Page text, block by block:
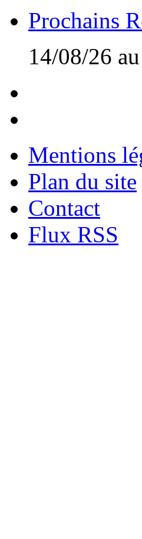
Prochains
14/08/26
Mentions
Plan du site
Contact
Flux RSS